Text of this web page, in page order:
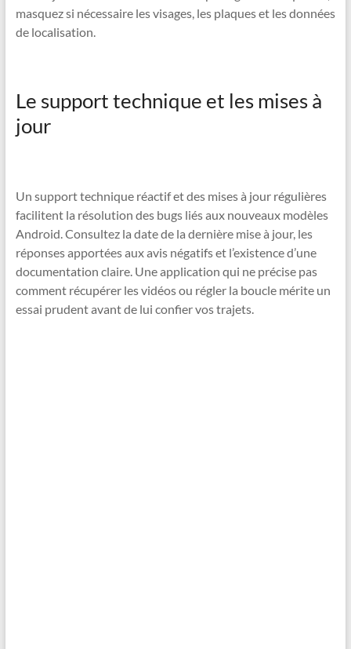
masquez si nécessaire les visages, les plaques et les données
de localisation.
Le support technique et les mises à
jour
Un support technique réactif et des mises à jour régulières
facilitent la résolution des bugs liés aux nouveaux modèles
Android. Consultez la date de la dernière mise à jour, les
réponses apportées aux avis négatifs et l’existence d’une
documentation claire. Une application qui ne précise pas
comment récupérer les vidéos ou régler la boucle mérite un
essai prudent avant de lui confier vos trajets.